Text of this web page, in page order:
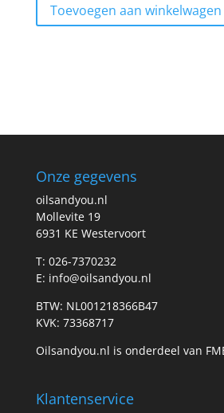
Toevoegen aan winkelwagen
Onze gegevens
oilsandyou.nl
Mollevite 19
6931 KE Westervoort
T: 026-7370232
E: info@oilsandyou.nl
BTW: NL001218366B47
KVK: 73368717
Oilsandyou.nl is onderdeel van
Klantenservice